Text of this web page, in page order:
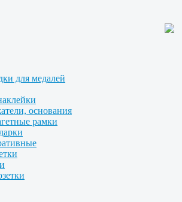
для медалей
основания
рамки